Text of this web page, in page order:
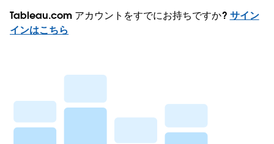
Tableau.com アカウントをすでにお持ちですか? サイン
インはこちら